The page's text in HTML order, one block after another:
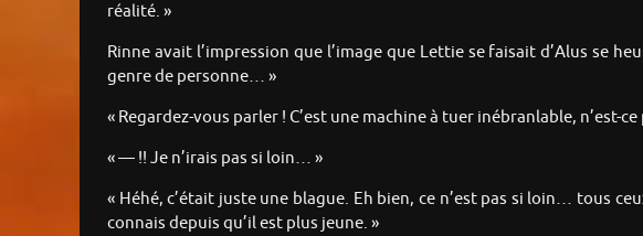
réalité. »
Rinne avait l’impression que l’image que Lettie se faisait d’Alus se
genre de personne… »
« Regardez-vous parler ! C’est une machine à tuer inébranlable, n’est-ce
« — !! Je n’irais pas si loin… »
« Héhé, c’était juste une blague. Eh bien, ce n’est pas si loin… tous
connais depuis qu’il est plus jeune. »